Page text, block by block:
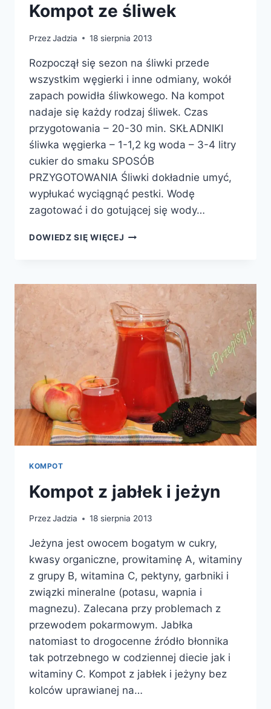
Kompot ze śliwek
PrzezJadzia 18 sierpnia 2013
Rozpoczął się sezon na śliwki przede
wszystkim węgierki i inne odmiany, wokół
zapach powidła śliwkowego. Na kompot
nadaje się każdy rodzaj śliwek. Czas
przygotowania – 20-30 min. SKŁADNIKI
śliwka węgierka – 1-1,2 kg woda – 3-4 litry
cukier do smaku SPOSÓB
PRZYGOTOWANIA Śliwki dokładnie umyć,
wypłukać wyciągnąć pestki. Wodę
zagotować i do gotującej się wody…
DOWIEDZ SIĘ WIĘCEJ KOMPOT
KOMPOT
Kompot z jabłek i jeżyn
PrzezJadzia 18 sierpnia 2013
Jeżyna jest owocem bogatym w cukry,
kwasy organiczne, prowitaminę A, witaminy
z grupy B, witamina C, pektyny, garbniki i
związki mineralne (potasu, wapnia i
magnezu). Zalecana przy problemach z
przewodem pokarmowym. Jabłka
natomiast to drogocenne źródło błonnika
tak potrzebnego w codziennej diecie jak i
witaminy C. Kompot z jabłek i jeżyny bez
kolców uprawianej na…